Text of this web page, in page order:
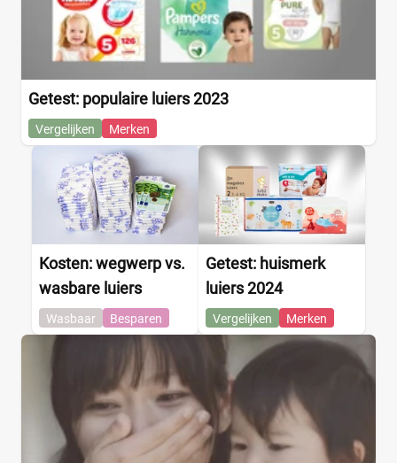
Getest: populaire luiers 2023
Vergelijken Merken
Kosten: wegwerp vs.
wasbare luiers
Wasbaar Besparen
Getest: huismerk
luiers 2024
Vergelijken Merken